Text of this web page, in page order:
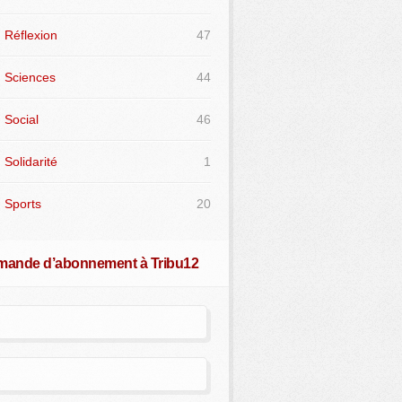
Réflexion 47
Sciences 44
Social 46
Solidarité 1
Sports 20
d’abonnement à Tribu12